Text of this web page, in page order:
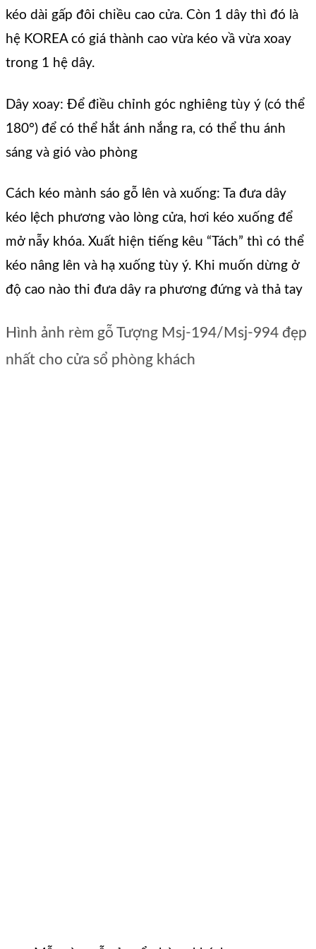
kéo dài gấp đôi chiều cao cửa. Còn 1 dây thì đó là
hệ KOREA có giá thành cao vừa kéo vầ vừa xoay
trong 1 hệ dây.
Dây xoay: Để điều chỉnh góc nghiêng tùy ý (có thể
180°) để có thể hắt ánh nắng ra, có thể thu ánh
sáng và gió vào phòng
Cách kéo mành sáo gỗ lên và xuống: Ta đưa dây
kéo lệch phương vào lòng cửa, hơi kéo xuống để
mở nẫy khóa. Xuất hiện tiếng kêu “Tách” thì có thể
kéo nâng lên và hạ xuống tùy ý. Khi muốn dừng ở
độ cao nào thi đưa dây ra phương đứng và thả tay
Hình ảnh rèm gỗ Tượng Msj-194/Msj-994 đẹp
nhất cho cửa sổ phòng khách